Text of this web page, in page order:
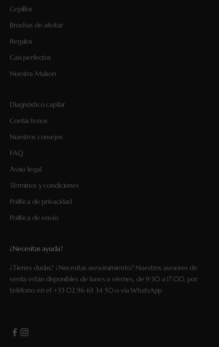
Cepillos
Brochas de afeitar
Regalos
Casi perfectos
Nuestra Maison
Diagnóstico capilar
Contáctenos
Nuestros consejos
FAQ
Aviso legal
Términos y condiciones
Política de privacidad
Política de envío
¿Necesitas ayuda?
¿Tienes dudas? ¿Necesitas asesoramiento? Nuestros asesores de
venta están disponibles de lunes a viernes, de 9:30 a 17:00, por
teléfono en el +33 02 96 63 34 50o víaWhatsApp